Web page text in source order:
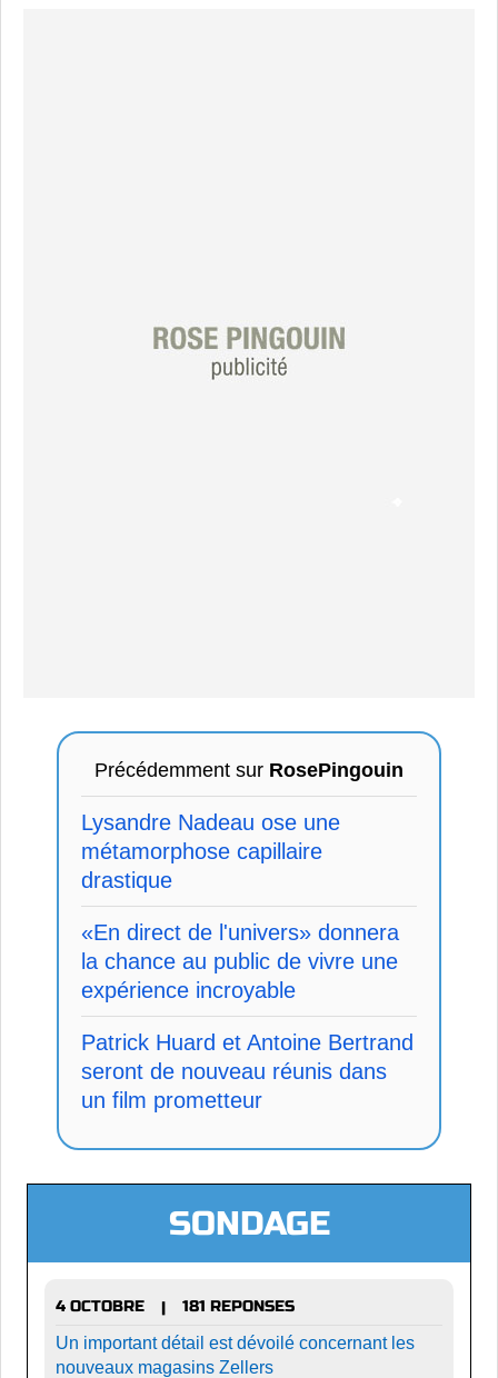
Précédemment sur RosePingouin
Lysandre Nadeau ose une
métamorphose capillaire
drastique
«En direct de l'univers» donnera
la chance au public de vivre une
expérience incroyable
Patrick Huard et Antoine Bertrand
seront de nouveau réunis dans
un film prometteur
SONDAGE
4 OCTOBRE |
181 REPONSES
Un important détail est dévoilé concernant les
nouveaux magasins Zellers